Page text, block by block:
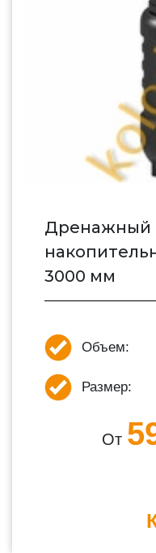
Дренажный
3000 мм
Объем:
Размер:
От